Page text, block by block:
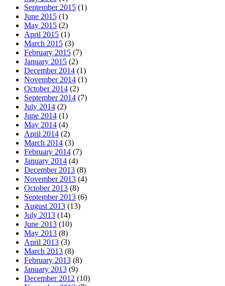
September 2015 (1)
June 2015 (1)
May 2015 (2)
April 2015 (1)
March 2015 (3)
February 2015 (7)
January 2015 (2)
December 2014 (1)
November 2014 (1)
October 2014 (2)
September 2014 (7)
July 2014 (2)
June 2014 (1)
May 2014 (4)
April 2014 (2)
March 2014 (3)
February 2014 (7)
January 2014 (4)
December 2013 (8)
November 2013 (4)
October 2013 (8)
September 2013 (6)
August 2013 (13)
July 2013 (14)
June 2013 (10)
May 2013 (8)
April 2013 (3)
March 2013 (8)
February 2013 (8)
January 2013 (9)
December 2012 (10)